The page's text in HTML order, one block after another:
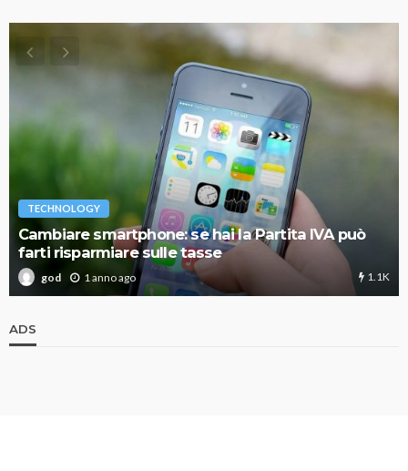
TECHNOLOGY
Cambiare smartphone: se hai la Partita IVA può
farti risparmiare sulle tasse
god 1 anno ago 1.1K
ADS